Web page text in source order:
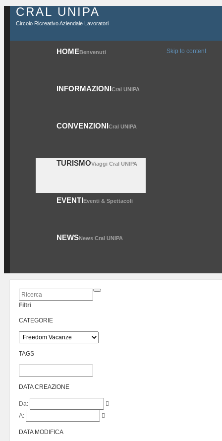
CRAL UNIPA
Circolo Ricreativo Aziendale Lavoratori
HOMEBenvenuti
INFORMAZIONICral UNIPA
CONVENZIONICral UNIPA
TURISMOViaggi Cral UNIPA
EVENTIEventi & Spettacoli
NEWSNews Cral UNIPA
Skip to content
Filtri
CATEGORIE
TAGS
DATA CREAZIONE
Da:
A:
DATA MODIFICA